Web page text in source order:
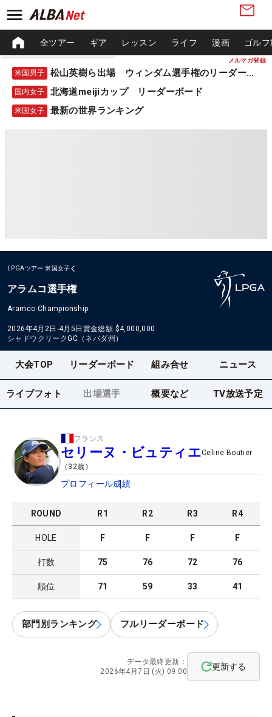
メルマガ登録
全ツアー ギア レッスン ライフ 漫画 ゴル
米国男子 松山英樹ら出場 ウィンダム選手権のリーダーボード
国内女子 北海道meijiカップ リーダーボード
米国女子 最新の世界ランキング
LPGAツアー 米国女子
アラムコ選手権
Aramco Championship
2026年4月2日-4月5日 賞金総額 $4,000,000
シャドウクリークGC（ネバダ州）
大会TOP リーダーボード 組み合せ ニュース
ライブフォト 出場選手 概要など TV放送予定
フランス
セリーヌ・ビュティエCeline Boutier
（ 32歳）
プロフィール成績
ROUND R1 R2 R3 R4
HOLE F F F F
打数 75 76 72 76
順位 71 59 33 41
部門別ランキング フルリーダーボード
データ最終更新：
2026年4月7日 (火) 09:00
更新する